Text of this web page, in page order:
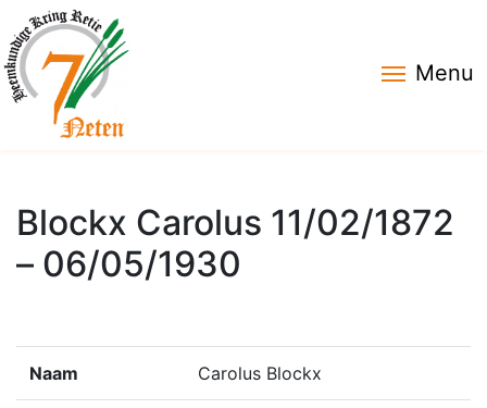
Menu
Blockx Carolus 11/02/1872
– 06/05/1930
Naam Carolus Blockx